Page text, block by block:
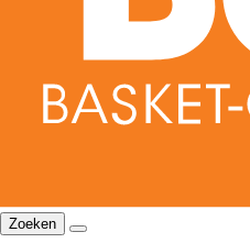
Zoeken